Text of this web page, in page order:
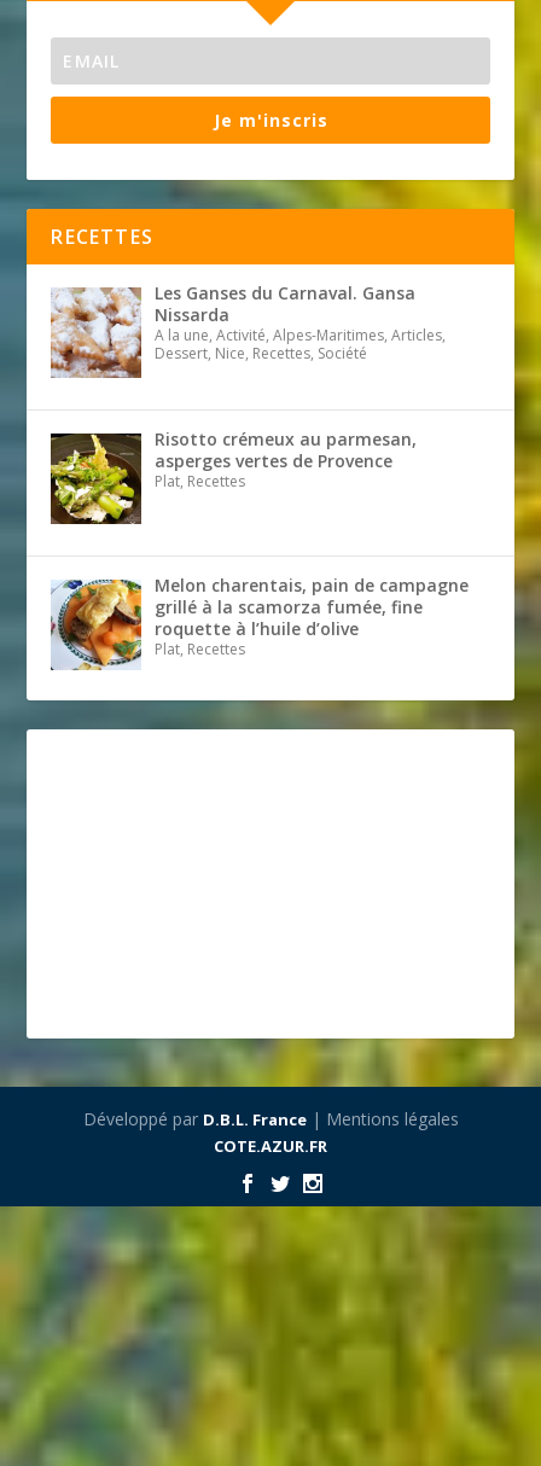
Je m'inscris
RECETTES
Les Ganses du Carnaval. Gansa
Nissarda
A la une, Activité, Alpes-Maritimes, Articles,
Dessert, Nice, Recettes, Société
Risotto crémeux au parmesan,
asperges vertes de Provence
Plat, Recettes
Melon charentais, pain de campagne
grillé à la scamorza fumée, fine
roquette à l’huile d’olive
Plat, Recettes
Développé par D.B.L. France| Mentions légales
COTE.AZUR.FR